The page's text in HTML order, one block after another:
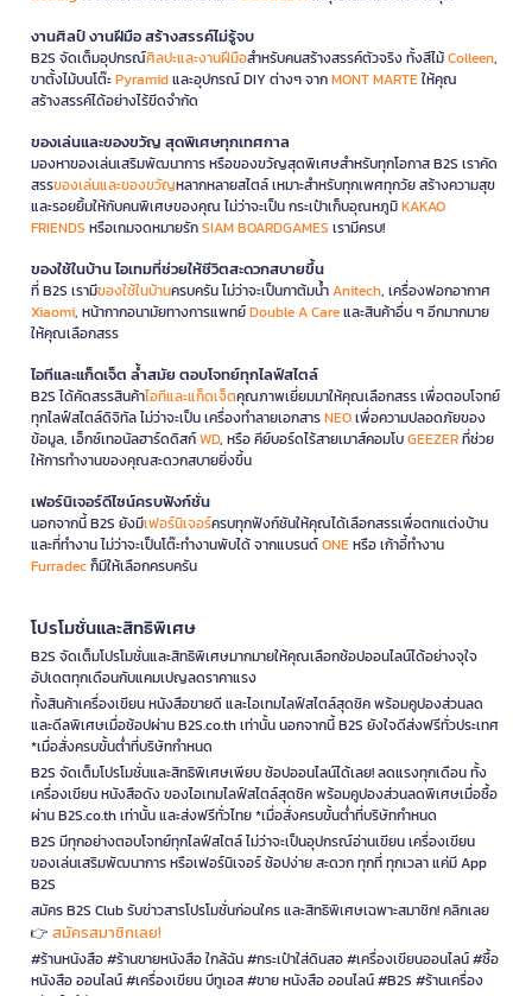
งานศิลป์ งานฝีมือ สร้างสรรค์ไม่รู้จบ
B2S จัดเต็มอุปกรณ์ศิลปะและงานฝีมือสำหรับคนสร้างสรรค์ตัวจริง ทั้งสีไม้Colleen,
ขาตั้งไม้บนโต๊ะPyramidและอุปกรณ์ DIY ต่างๆ จากMONT MARTEให้คุณ
สร้างสรรค์ได้อย่างไร้ขีดจำกัด
ของเล่นและของขวัญ สุดพิเศษทุกเทศกาล
มองหาของเล่นเสริมพัฒนาการ หรือของขวัญสุดพิเศษสำหรับทุกโอกาส B2S เราคัด
สรรของเล่นและของขวัญหลากหลายสไตล์ เหมาะสำหรับทุกเพศทุกวัย สร้างความสุข
และรอยยิ้มให้กับคนพิเศษของคุณ ไม่ว่าจะเป็น กระเป๋าเก็บอุณหภูมิKAKAO
FRIENDS หรือเกมจดหมายรักSIAM BOARDGAMES เรามีครบ!
ของใช้ในบ้าน ไอเทมที่ช่วยให้ชีวิตสะดวกสบายขึ้น
ที่ B2S เรามีของใช้ในบ้านครบครัน ไม่ว่าจะเป็นกาต้มน้ำAnitech, เครื่องฟอกอากาศ
Xiaomi, หน้ากากอนามัยทางการแพทย์Double A Careและสินค้าอื่น ๆ อีกมากมาย
ให้คุณเลือกสรร
ไอทีและแก็ดเจ็ต ล้ำสมัย ตอบโจทย์ทุกไลฟ์สไตล์
B2S ได้คัดสรรสินค้าไอทีและแก็ดเจ็ตคุณภาพเยี่ยมมาให้คุณเลือกสรร เพื่อตอบโจทย์
ทุกไลฟ์สไตล์ดิจิทัล ไม่ว่าจะเป็น เครื่องทำลายเอกสารNEOเพื่อความปลอดภัยของ
ข้อมูล, เอ็กซ์เทอนัลฮาร์ดดิสก์WD, หรือ คีย์บอร์ดไร้สายเมาส์คอมโบGEEZERที่ช่วย
ให้การทำงานของคุณสะดวกสบายยิ่งขึ้น
เฟอร์นิเจอร์ดีไซน์ครบฟังก์ชั่น
นอกจากนี้ B2S ยังมีเฟอร์นิเจอร์ครบทุกฟังก์ชันให้คุณได้เลือกสรรเพื่อตกแต่งบ้าน
และที่ทำงาน ไม่ว่าจะเป็นโต๊ะทำงานพับได้ จากแบรนด์ONEหรือ เก้าอี้ทำงาน
Furradecก็มีให้เลือกครบครัน
โปรโมชั่นและสิทธิพิเศษ
B2S จัดเต็มโปรโมชั่นและสิทธิพิเศษมากมายให้คุณเลือกช้อปออนไลน์ได้อย่างจุใจ
อัปเดตทุกเดือนกับแคมเปญลดราคาแรง
ทั้งสินค้าเครื่องเขียน หนังสือขายดี และไอเทมไลฟ์สไตล์สุดชิค พร้อมคูปองส่วนลด
และดีลพิเศษเมื่อช้อปผ่าน B2S.co.th เท่านั้น นอกจากนี้ B2S ยังใจดีส่งฟรีทั่วประเทศ
*เมื่อสั่งครบขั้นต่ำที่บริษัทกำหนด
B2S จัดเต็มโปรโมชั่นและสิทธิพิเศษเพียบ ช้อปออนไลน์ได้เลย! ลดแรงทุกเดือน ทั้ง
เครื่องเขียน หนังสือดัง ของไอเทมไลฟ์สไตล์สุดชิค พร้อมคูปองส่วนลดพิเศษเมื่อซื้อ
ผ่าน B2S.co.th เท่านั้น และส่งฟรีทั่วไทย *เมื่อสั่งครบขั้นต่ำที่บริษัทกำหนด
B2S มีทุกอย่างตอบโจทย์ทุกไลฟ์สไตล์ ไม่ว่าจะเป็นอุปกรณ์อ่านเขียน เครื่องเขียน
ของเล่นเสริมพัฒนาการ หรือเฟอร์นิเจอร์ ช้อปง่าย สะดวก ทุกที่ ทุกเวลา แค่มี App
B2S
สมัคร B2S Club รับข่าวสารโปรโมชั่นก่อนใคร และสิทธิพิเศษเฉพาะสมาชิก! คลิกเลย
👉 สมัครสมาชิกเลย!
#ร้านหนังสือ #ร้านขายหนังสือ ใกล้ฉัน #กระเป๋าใส่ดินสอ #เครื่องเขียนออนไลน์ #ซื้อ
หนังสือ ออนไลน์ #เครื่องเขียน บีทูเอส #ขาย หนังสือ ออนไลน์ #B2S #ร้านเครื่อง